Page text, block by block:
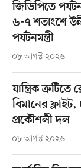
জিডিপিতে
৬-৭ শতাংশে
পর্যটনমন্ত্রী
০৮ আগস্ট ২০২৬
যান্ত্রিক
বিমানের
প্রকৌশলী দল
০৮ আগস্ট ২০২৬